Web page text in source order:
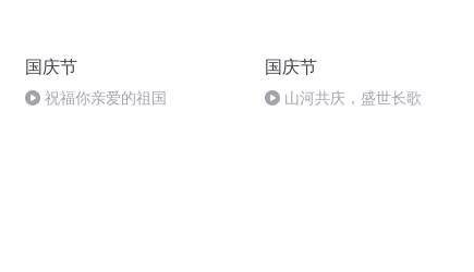
国庆节
祝福你亲爱的祖国
国庆节
山河共庆，盛世长歌